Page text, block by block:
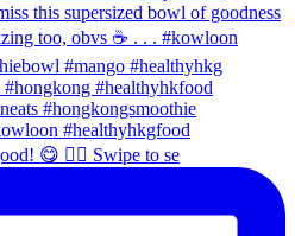
😋 👉🏼 Swipe to se